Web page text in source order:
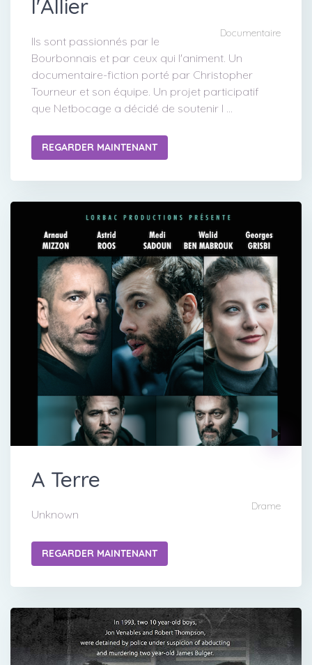
l'Allier
Documentaire
Ils sont passionnés par le
Bourbonnais et par ceux qui l'animent. Un
documentaire-fiction porté par Christopher
Tourneur et son équipe. Un projet participatif
que Netbocage a décidé de soutenir l ...
REGARDER MAINTENANT
A Terre
Drame
Unknown
REGARDER MAINTENANT